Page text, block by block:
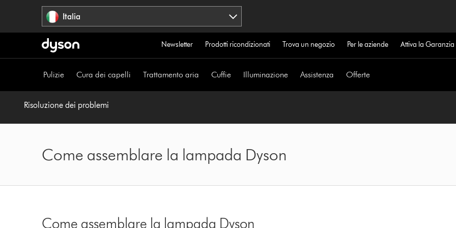
Italia
Newsletter Prodotti ricondizionati Trova un negozio Per le aziende Attiva la
Pulizie Cura dei capelli Trattamento aria Cuffie Illuminazione Assistenza Offerte
Risoluzione dei problemi
Come assemblare la lampada Dyson
Come assemblare la lampada Dyson